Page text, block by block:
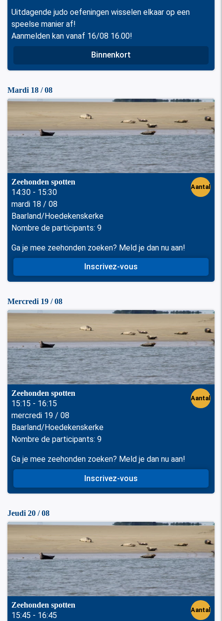
Date de fin
Uitdagende judo oefeningen wisselen elkaar op een
speelse manier af!
Aanmelden kan vanaf 16/08 16.00!
Binnenkort
Mardi 18 / 08
Zeehonden spotten
14:30 - 15:30
mardi 18 / 08
Baarland/Hoedekenskerke
Nombre de participants: 9
Aantal
Ga je mee zeehonden zoeken? Meld je dan nu aan!
Inscrivez-vous
Mercredi 19 / 08
Zeehonden spotten
15:15 - 16:15
mercredi 19 / 08
Baarland/Hoedekenskerke
Nombre de participants: 9
Aantal
Ga je mee zeehonden zoeken? Meld je dan nu aan!
Inscrivez-vous
Jeudi 20 / 08
Zeehonden spotten
15:45 - 16:45
Aantal